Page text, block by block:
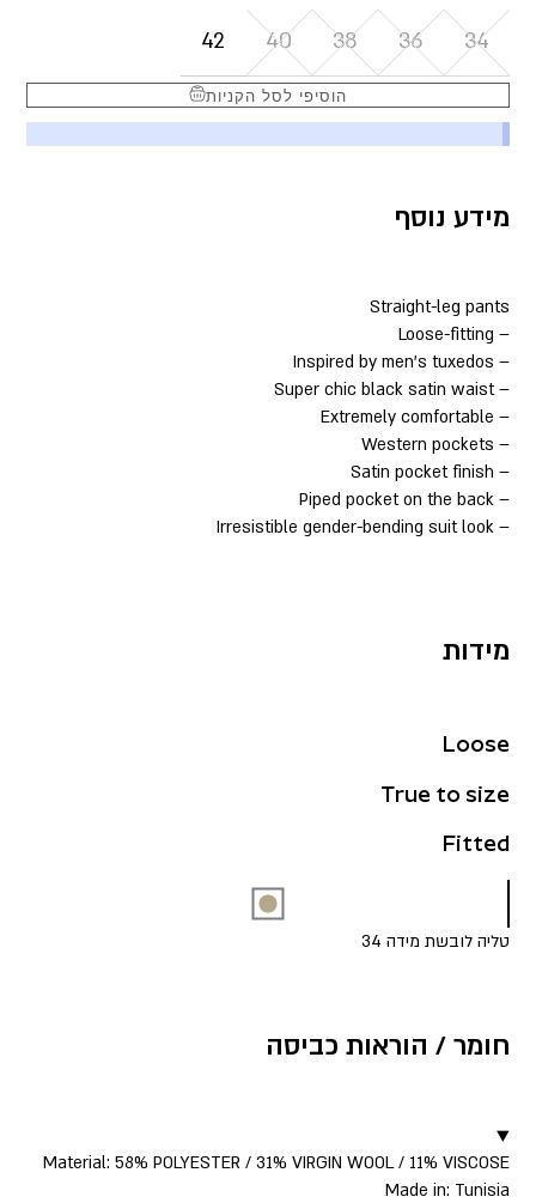
34
36
38
40
42
הוסיפי לסל הקניות
מידע נוסף
Straight-leg pants
– Loose-fitting
– Inspired by men’s tuxedos
– Super chic black satin waist
– Extremely comfortable
– Western pockets
– Satin pocket finish
– Piped pocket on the back
– Irresistible gender-bending suit look
מידות
Loose
True to size
Fitted
טליה לובשת מידה 34
חומר / הוראות כביסה
▼
Material: 58% POLYESTER / 31% VIRGIN WOOL / 11% VISCOSE
Made in: Tunisia